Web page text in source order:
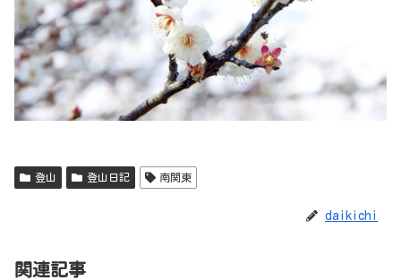
登山 登山日記 南関東
daikichi
関連記事